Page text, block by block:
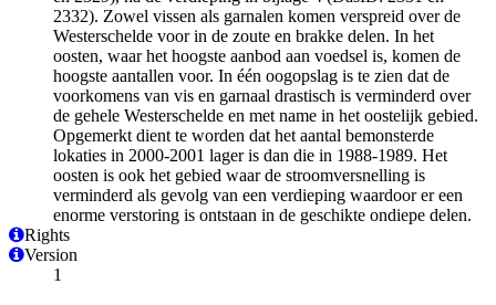
2332). Zowel vissen als garnalen komen verspreid over de
Westerschelde voor in de zoute en brakke delen. In het
oosten, waar het hoogste aanbod aan voedsel is, komen de
hoogste aantallen voor. In één oogopslag is te zien dat de
voorkomens van vis en garnaal drastisch is verminderd over
de gehele Westerschelde en met name in het oostelijk gebied.
Opgemerkt dient te worden dat het aantal bemonsterde
lokaties in 2000-2001 lager is dan die in 1988-1989. Het
oosten is ook het gebied waar de stroomversnelling is
verminderd als gevolg van een verdieping waardoor er een
enorme verstoring is ontstaan in de geschikte ondiepe delen.
Rights
Version
1